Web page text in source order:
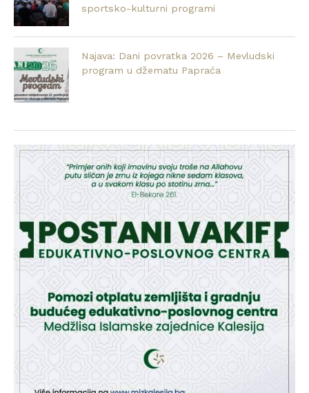
sportsko-kulturni programi
Najava: Dani povratka 2026 – Mevludski
program u džematu Papraća